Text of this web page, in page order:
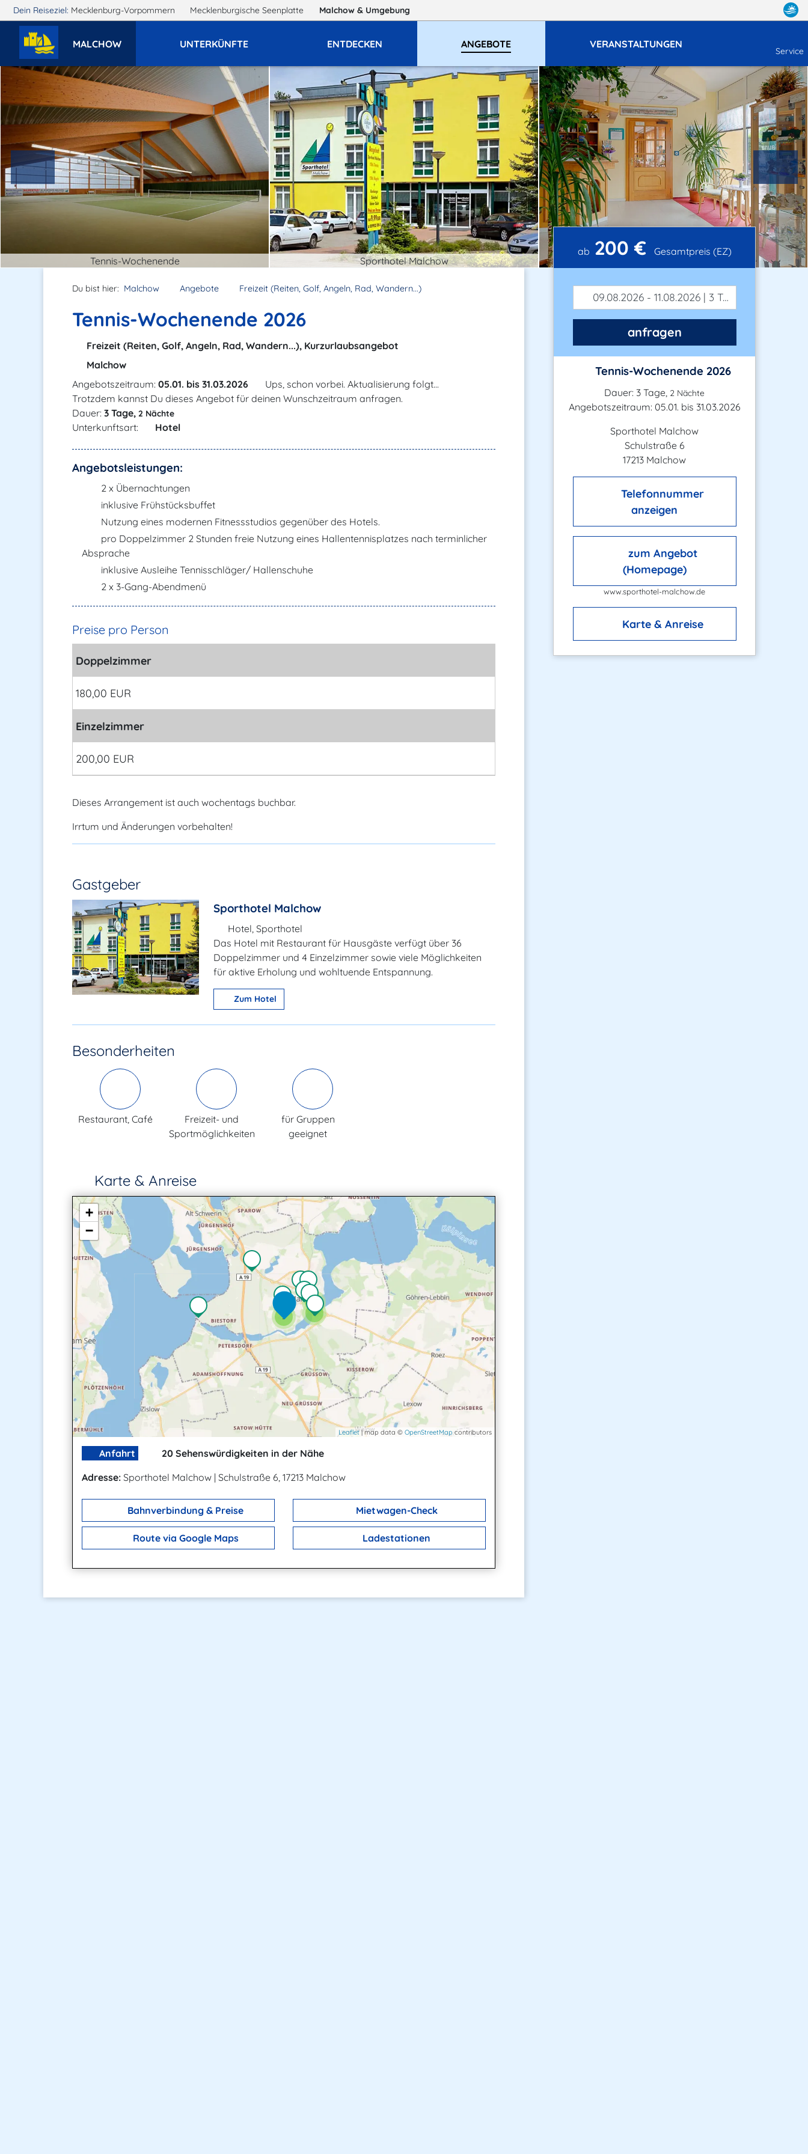
Dein Reiseziel: Mecklenburg-Vorpommern Mecklenburgische Seenplatte Malchow & Umgebung
MALCHOW UNTERKÜNFTE ENTDECKEN ANGEBOTE VERANSTALTUNGEN
Service
Tennis-Wochenende Sporthotel Malchow
Du bist hier: Malchow Angebote Freizeit (Reiten, Golf, Angeln, Rad, Wandern...)
Tennis-Wochenende 2026
Freizeit (Reiten, Golf, Angeln, Rad, Wandern...), Kurzurlaubsangebot
Malchow
Angebotszeitraum: 05.01. bis 31.03.2026
Ups, schon vorbei. Aktualisierung folgt...
Trotzdem kannst Du dieses Angebot für deinen Wunschzeitraum anfragen.
Dauer: 3 Tage, 2 Nächte
Unterkunftsart: Hotel
Angebotsleistungen:
2 x Übernachtungen
inklusive Frühstücksbuffet
Nutzung eines modernen Fitnessstudios gegenüber des Hotels.
pro Doppelzimmer 2 Stunden freie Nutzung eines Hallentennisplatzes nach terminlicher
Absprache
inklusive Ausleihe Tennisschläger/ Hallenschuhe
2 x 3-Gang-Abendmenü
Preise pro Person
Doppelzimmer
180,00 EUR
Einzelzimmer
200,00 EUR
Dieses Arrangement ist auch wochentags buchbar.
Irrtum und Änderungen vorbehalten!
Gastgeber
Sporthotel Malchow
Hotel, Sporthotel
Das Hotel mit Restaurant für Hausgäste verfügt über 36
Doppelzimmer und 4 Einzelzimmer sowie viele Möglichkeiten
für aktive Erholung und wohltuende Entspannung.
Zum Hotel
Besonderheiten
Restaurant, Café
Freizeit- und
Sportmöglichkeiten
für Gruppen
geeignet
Karte & Anreise
3
6
+
−
Leaflet| map data © OpenStreetMap contributors
Anfahrt
20 Sehenswürdigkeiten in der Nähe
Adresse: Sporthotel Malchow | Schulstraße 6, 17213 Malchow
Bahnverbindung & Preise Mietwagen-Check
Route via Google Maps Ladestationen
ab 200 € Gesamtpreis (EZ)
09.08.2026 - 11.08.2026 | 3 Tage
anfragen
Tennis-Wochenende 2026
Dauer: 3 Tage, 2 Nächte
Angebotszeitraum: 05.01. bis 31.03.2026
Sporthotel Malchow
Schulstraße 6
17213 Malchow
Telefonnummer
anzeigen
zum Angebot
(Homepage)
www.sporthotel-malchow.de
Karte & Anreise